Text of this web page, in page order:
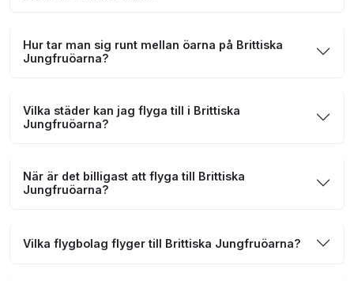
Hur tar man sig runt mellan öarna på Brittiska
Jungfruöarna?
Vilka städer kan jag flyga till i Brittiska
Jungfruöarna?
När är det billigast att flyga till Brittiska
Jungfruöarna?
Vilka flygbolag flyger till Brittiska Jungfruöarna?